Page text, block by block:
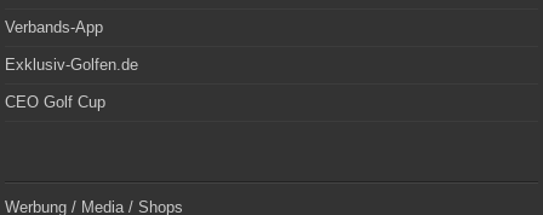
Verbands-App
Exklusiv-Golfen.de
CEO Golf Cup
Werbung / Media / Shops